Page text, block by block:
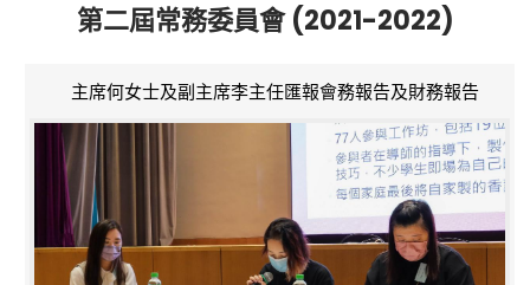
第二屆常務委員會 (2021-2022)
主席何女士及副主席李主任匯報會務報告及財務報告